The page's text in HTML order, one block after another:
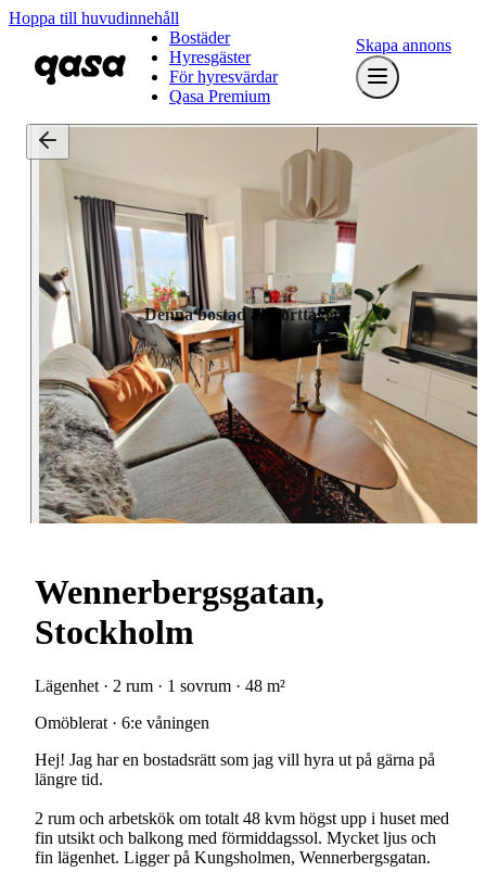
Hoppa till huvudinnehåll
Bostäder
Hyresgäster
För hyresvärdar
Qasa Premium
Skapa annons
Denna bostad är borttagen
Wennerbergsgatan,
Stockholm
Lägenhet · 2 rum · 1 sovrum · 48 m²
Omöblerat · 6:e våningen
Hej! Jag har en bostadsrätt som jag vill hyra ut på gärna på
längre tid.
2 rum och arbetskök om totalt 48 kvm högst upp i huset med
fin utsikt och balkong med förmiddagssol. Mycket ljus och
fin lägenhet. Ligger på Kungsholmen, Wennerbergsgatan.